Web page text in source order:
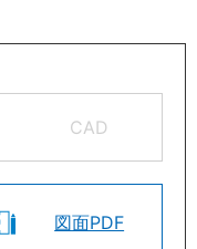
CAD
図面PDF